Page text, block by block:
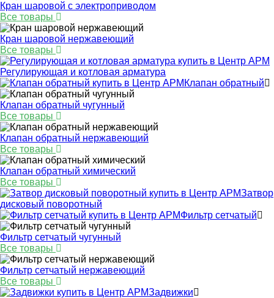
Кран шаровой с электроприводом
Все товары
Кран шаровой нержавеющий
Все товары
Регулирующая и котловая арматура
Клапан обратный
Клапан обратный чугунный
Все товары
Клапан обратный нержавеющий
Все товары
Клапан обратный химический
Все товары
Затвор
дисковый поворотный
Фильтр сетчатый
Фильтр сетчатый чугунный
Все товары
Фильтр сетчатый нержавеющий
Все товары
Задвижки